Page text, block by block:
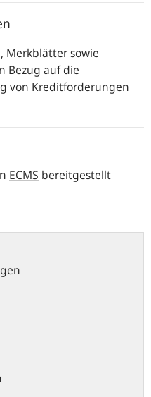
Merkblätter sowie
Bezug auf die
von Kreditforderungen
ECMS bereitgestellt